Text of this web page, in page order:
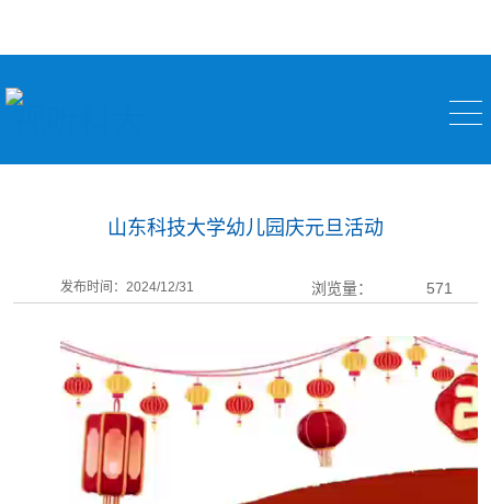
山东科技大学幼儿园庆元旦活动
发布时间：2024/12/31 浏览量： 571